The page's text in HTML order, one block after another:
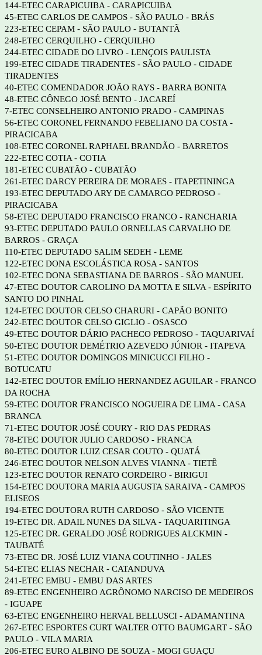
144-ETEC CARAPICUIBA - CARAPICUIBA
45-ETEC CARLOS DE CAMPOS - SÃO PAULO - BRÁS
223-ETEC CEPAM - SÃO PAULO - BUTANTÃ
248-ETEC CERQUILHO - CERQUILHO
244-ETEC CIDADE DO LIVRO - LENÇOIS PAULISTA
199-ETEC CIDADE TIRADENTES - SÃO PAULO - CIDADE
TIRADENTES
40-ETEC COMENDADOR JOÃO RAYS - BARRA BONITA
48-ETEC CÔNEGO JOSÉ BENTO - JACAREÍ
7-ETEC CONSELHEIRO ANTONIO PRADO - CAMPINAS
56-ETEC CORONEL FERNANDO FEBELIANO DA COSTA -
PIRACICABA
108-ETEC CORONEL RAPHAEL BRANDÃO - BARRETOS
222-ETEC COTIA - COTIA
181-ETEC CUBATÃO - CUBATÃO
261-ETEC DARCY PEREIRA DE MORAES - ITAPETININGA
193-ETEC DEPUTADO ARY DE CAMARGO PEDROSO -
PIRACICABA
58-ETEC DEPUTADO FRANCISCO FRANCO - RANCHARIA
93-ETEC DEPUTADO PAULO ORNELLAS CARVALHO DE
BARROS - GRAÇA
110-ETEC DEPUTADO SALIM SEDEH - LEME
122-ETEC DONA ESCOLÁSTICA ROSA - SANTOS
102-ETEC DONA SEBASTIANA DE BARROS - SÃO MANUEL
47-ETEC DOUTOR CAROLINO DA MOTTA E SILVA - ESPÍRITO
SANTO DO PINHAL
124-ETEC DOUTOR CELSO CHARURI - CAPÃO BONITO
242-ETEC DOUTOR CELSO GIGLIO - OSASCO
49-ETEC DOUTOR DÁRIO PACHECO PEDROSO - TAQUARIVAÍ
50-ETEC DOUTOR DEMÉTRIO AZEVEDO JÚNIOR - ITAPEVA
51-ETEC DOUTOR DOMINGOS MINICUCCI FILHO -
BOTUCATU
142-ETEC DOUTOR EMÍLIO HERNANDEZ AGUILAR - FRANCO
DA ROCHA
59-ETEC DOUTOR FRANCISCO NOGUEIRA DE LIMA - CASA
BRANCA
71-ETEC DOUTOR JOSÉ COURY - RIO DAS PEDRAS
78-ETEC DOUTOR JULIO CARDOSO - FRANCA
80-ETEC DOUTOR LUIZ CESAR COUTO - QUATÁ
246-ETEC DOUTOR NELSON ALVES VIANNA - TIETÊ
123-ETEC DOUTOR RENATO CORDEIRO - BIRIGUI
154-ETEC DOUTORA MARIA AUGUSTA SARAIVA - CAMPOS
ELISEOS
194-ETEC DOUTORA RUTH CARDOSO - SÃO VICENTE
19-ETEC DR. ADAIL NUNES DA SILVA - TAQUARITINGA
125-ETEC DR. GERALDO JOSÉ RODRIGUES ALCKMIN -
TAUBATÉ
73-ETEC DR. JOSÉ LUIZ VIANA COUTINHO - JALES
54-ETEC ELIAS NECHAR - CATANDUVA
241-ETEC EMBU - EMBU DAS ARTES
89-ETEC ENGENHEIRO AGRÔNOMO NARCISO DE MEDEIROS
- IGUAPE
63-ETEC ENGENHEIRO HERVAL BELLUSCI - ADAMANTINA
267-ETEC ESPORTES CURT WALTER OTTO BAUMGART - SÃO
PAULO - VILA MARIA
206-ETEC EURO ALBINO DE SOUZA - MOGI GUAÇU